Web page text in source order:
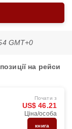
GMT+0
на рейси
Почати з
US$ 46.21
Ціна/особа
книга